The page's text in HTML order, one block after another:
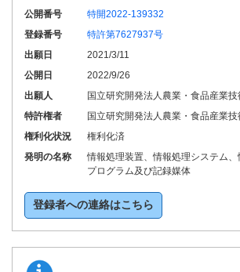
公開番号
特開2022-139332
登録番号
特許第7627937号
出願日
2021/3/11
公開日
2022/9/26
出願人
国立研究開発法人農業・食品産業
特許権者
国立研究開発法人農業・食品産業
権利化状況
権利化済
発明の名称
情報処理装置、情報処理システム
プログラム及び記録媒体
登録者への連絡はこちら